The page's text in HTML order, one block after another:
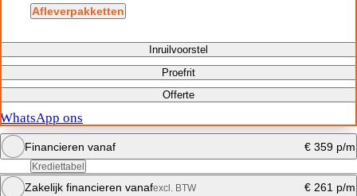
Afleverpakketten
Inruilvoorstel
Proefrit
Offerte
WhatsApp ons
Financieren vanaf € 359 p/m
Krediettabel
Zakelijk financieren vanafexcl. BTW € 261 p/m